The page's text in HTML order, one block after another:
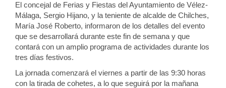
El concejal de Ferias y Fiestas del Ayuntamiento de Vélez-
Málaga, Sergio Hijano, y la teniente de alcalde de Chilches,
María José Roberto, informaron de los detalles del evento
que se desarrollará durante este fin de semana y que
contará con un amplio programa de actividades durante los
tres días festivos.
La jornada comenzará el viernes a partir de las 9:30 horas
con la tirada de cohetes, a lo que seguirá por la mañana